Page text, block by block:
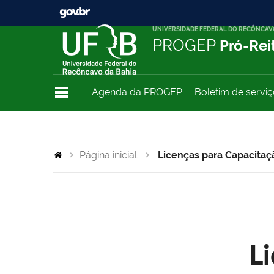
UNIVERSIDADE FEDERAL DO
PROGEP Pró-
Agenda da PROGEP Boletim de
Página inicial Licenças para